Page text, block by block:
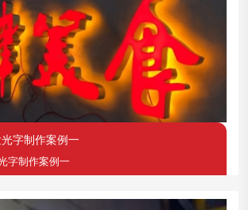
字制作案例一
字制作案例一